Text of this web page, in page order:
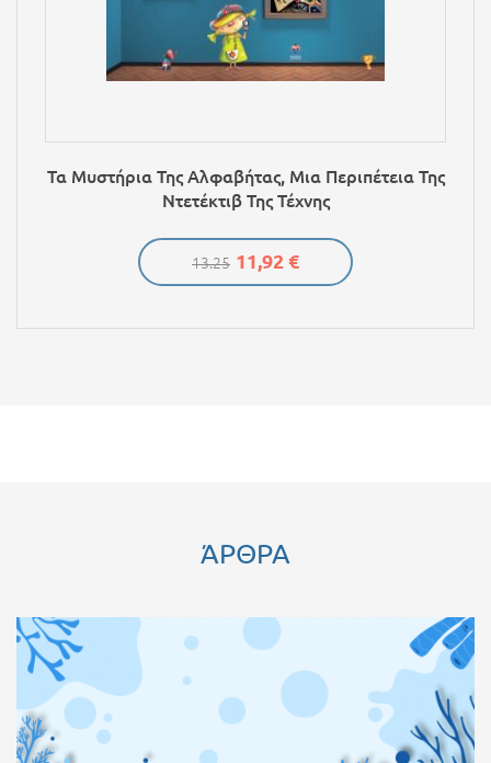
Τα Μυστήρια Της Αλφαβήτας, Μια Περιπέτεια Της
Ντετέκτιβ Της Τέχνης
13.25 11,92 €
ΆΡΘΡΑ